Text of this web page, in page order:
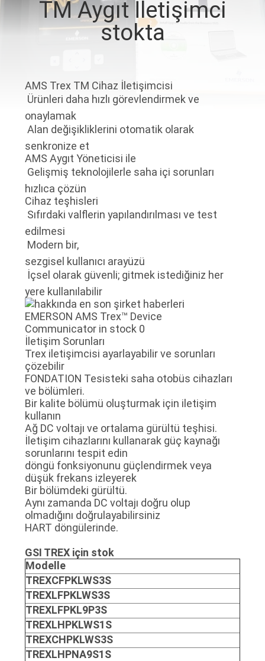
KONTROL
HABERLER
TEKLIF
ISTEĞI
SITE
HARITASI
GIZLILIK
POLITIKASI
TM Aygıt İletişimci
stokta
AMS Trex TM Cihaz İletişimcisi
 Ürünleri daha hızlı görevlendirmek ve
onaylamak
 Alan değişikliklerini otomatik olarak
senkronize et
AMS Aygıt Yöneticisi ile
 Gelişmiş teknolojilerle saha içi sorunları
hızlıca çözün
Cihaz teşhisleri
 Sıfırdaki valflerin yapılandırılması ve test
edilmesi
 Modern bir,
sezgisel kullanıcı arayüzü
 İçsel olarak güvenli; gitmek istediğiniz her
yere kullanılabilir
İletişim Sorunları
Trex iletişimcisi ayarlayabilir ve sorunları
çözebilir
FONDATION Tesisteki saha otobüs cihazları
ve bölümleri.
Bir kalite bölümü oluşturmak için iletişim
kullanın
Ağ DC voltajı ve ortalama gürültü teşhisi.
İletişim cihazlarını kullanarak güç kaynağı
sorunlarını tespit edin
döngü fonksiyonunu güçlendirmek veya
düşük frekans izleyerek
Bir bölümdeki gürültü.
Aynı zamanda DC voltajı doğru olup
olmadığını doğrulayabilirsiniz
HART döngülerinde.
GSI TREX için stok
Modelle
TREXCFPKLWS3S
TREXLFPKLWS3S
TREXLFPKL9P3S
TREXLHPKLWS1S
TREXCHPKLWS3S
TREXLHPNA9S1S